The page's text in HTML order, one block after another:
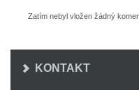
Zatím nebyl vložen žádný
KONTAKT